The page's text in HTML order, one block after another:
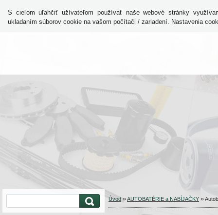
S cieľom uľahčiť užívateľom používať naše webové stránky
ukladaním súborov cookie na vašom počítači / zariadení. Nastavenia
O nás Sortiment
Úvod »AUTOBATÉRIE a NABÍJAČKY »